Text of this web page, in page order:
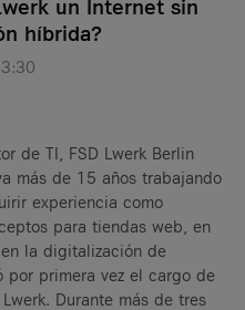
un Internet sin
híbrida?
de TI, FSD Lwerk Berlin
más de 15 años trabajando
experiencia como
para tiendas web, en
la digitalización de
por primera vez el cargo de
Durante más de tres